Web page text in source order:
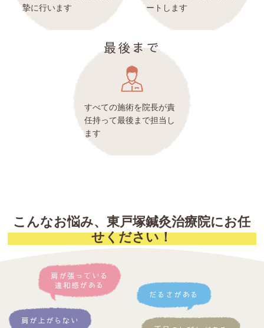
摯に行います
ートします
最後まで
すべての施術を院長が責
任持って最後まで担当し
ます
こんなお悩み、東戸塚鍼灸治療院にお任
せください！
肩が張っている
違和感がある
肩が上がらない
だるさがある